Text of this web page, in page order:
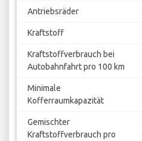
Antriebsräder
Kraftstoff
Kraftstoffverbrauch bei
Autobahnfahrt pro 100 km
Minimale
Kofferraumkapazität
Gemischter
Kraftstoffverbrauch pro